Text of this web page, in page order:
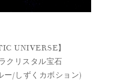
UNIVERSE】
クリスタル宝石
ー/しずくカボション)